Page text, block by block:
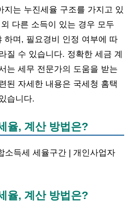
지는 누진세율 구조를 가지고 있
다른 소득이 있는 경우 모두
하며, 필요경비 인정 여부에 따
질 수 있습니다. 정확한 세금 계
는 세무 전문가의 도움을 받는
된 자세한 내용은 국세청 홈택
습니다.
율, 계산 방법은?
소득세 세율구간 | 개인사업자
율, 계산 방법은?